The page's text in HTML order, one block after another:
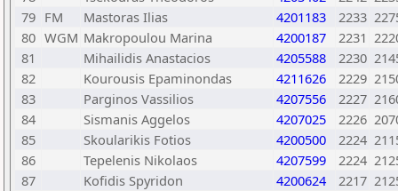
79 FM Mastoras Ilias 4201183 2233
80 WGM Makropoulou Marina 4200187 2231
81
Mihailidis Anastacios 4205588 2230
82
Kourousis Epaminondas 4211626 2229
83
Parginos Vassilios 4207556 2227
84
Sismanis Aggelos 4207025 2226
85
Skoularikis Fotios 4200500 2224
86
Tepelenis Nikolaos 4207599 2224
87
Kofidis Spyridon 4200624 2217